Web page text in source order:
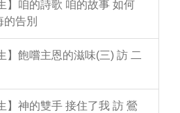
】咱的詩歌 咱的故事 如何
告別
】飽嚐主恩的滋味(三) 訪 二
】神的雙手 接住了我 訪 鶯